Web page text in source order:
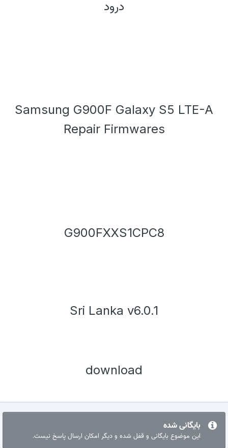
درود
Samsung G900F Galaxy S5 LTE-A
Repair Firmwares
G900FXXS1CPC8
Sri Lanka v6.0.1
download
بایگانی شده
این موضوع بایگانی و قفل شده و دیگر امکان ارسال پاسخ نیست.